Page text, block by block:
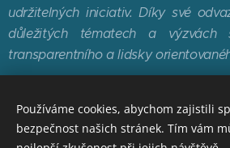
udržitelných iniciativ. Díky své
důležitých tématech a výzvách
transparentního a lidsky
Používáme cookies, abychom zajistili
bezpečnost našich stránek. Tím vám